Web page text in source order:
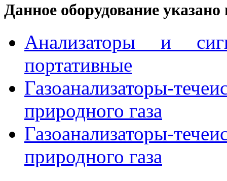
Данное оборудование
Анализаторы и
портативные
Газоанализаторы-
природного газа
Газоанализаторы-
природного газа